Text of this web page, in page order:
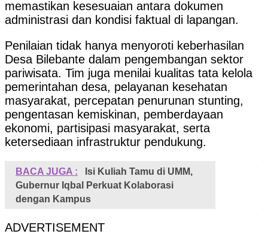
memastikan kesesuaian antara dokumen
administrasi dan kondisi faktual di lapangan.
Penilaian tidak hanya menyoroti keberhasilan
Desa Bilebante dalam pengembangan sektor
pariwisata. Tim juga menilai kualitas tata kelola
pemerintahan desa, pelayanan kesehatan
masyarakat, percepatan penurunan stunting,
pengentasan kemiskinan, pemberdayaan
ekonomi, partisipasi masyarakat, serta
ketersediaan infrastruktur pendukung.
BACA JUGA :
Isi Kuliah Tamu di UMM,
Gubernur Iqbal Perkuat Kolaborasi
dengan Kampus
ADVERTISEMENT